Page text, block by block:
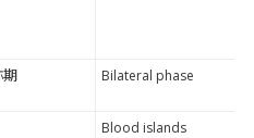
期 Bilateral phase
Blood islands